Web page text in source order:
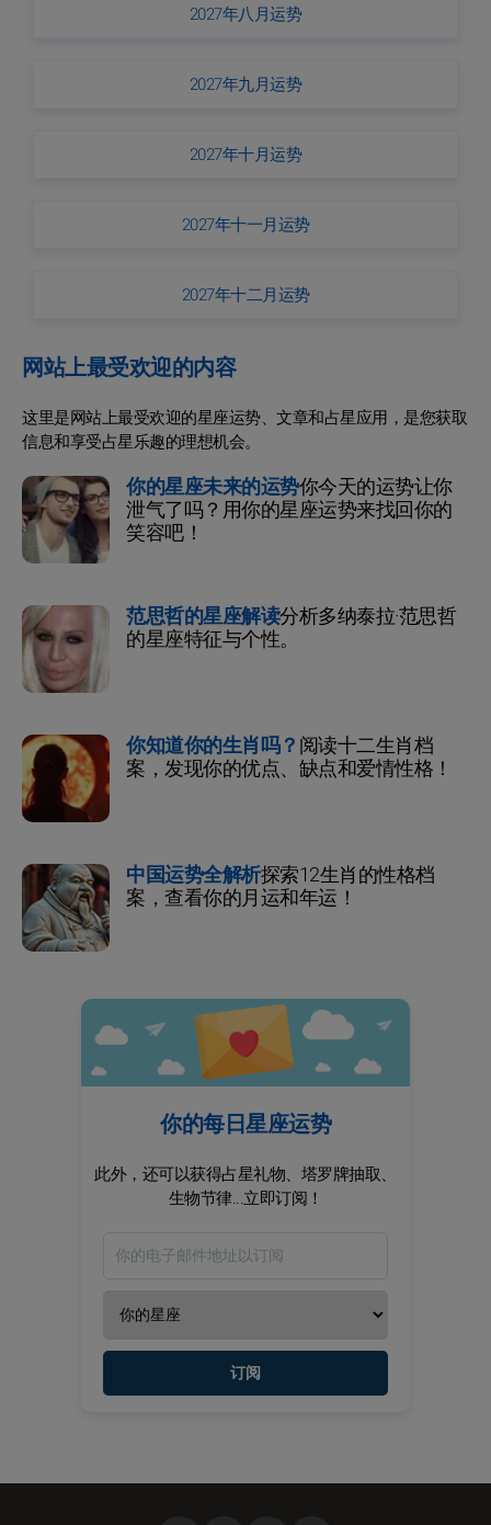
2027年八月运势
2027年九月运势
2027年十月运势
2027年十一月运势
2027年十二月运势
网站上最受欢迎的内容
这里是网站上最受欢迎的星座运势、文章和占星应用，是您获取
信息和享受占星乐趣的理想机会。
你的星座未来的运势你今天的运势让你
泄气了吗？用你的星座运势来找回你的
笑容吧！
范思哲的星座解读分析多纳泰拉·范思哲
的星座特征与个性。
你知道你的生肖吗？阅读十二生肖档
案，发现你的优点、缺点和爱情性格！
中国运势全解析探索12生肖的性格档
案，查看你的月运和年运！
你的每日星座运势
此外，还可以获得占星礼物、塔罗牌抽取、
生物节律...立即订阅！
订阅